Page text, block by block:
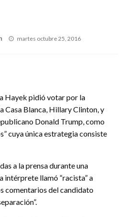
Publicado
martes octubre 25, 2016
Hayek pidió votar por la
Casa Blanca, Hillary Clinton, y
Donald Trump, como
cuya única estrategia consiste
a la prensa durante una
intérprete llamó “racista” a
comentarios del candidato